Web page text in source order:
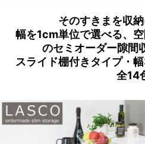
そのすきまを収
幅を1cm単位で選べる、
のセミオーダー隙間
スライド棚付きタイプ・
全14